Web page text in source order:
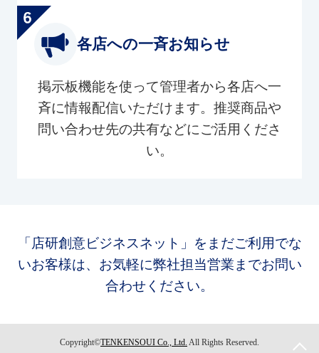
各店への一斉お知らせ
掲示板機能を使って管理者から各店へ一
斉に情報配信いただけます。推奨商品や
問い合わせ先の共有などにご活用くださ
い。
「店研創意ビジネスネット」をまだご利用でな
いお客様は、お気軽に弊社担当営業までお問い
合わせください。
Copyright©TENKENSOUI Co., Ltd. All Rights Reserved.